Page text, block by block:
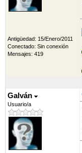
Antigüedad: 15/Enero/2011
Conectado: Sin conexión
Mensajes: 419
Galván
Usuario/a